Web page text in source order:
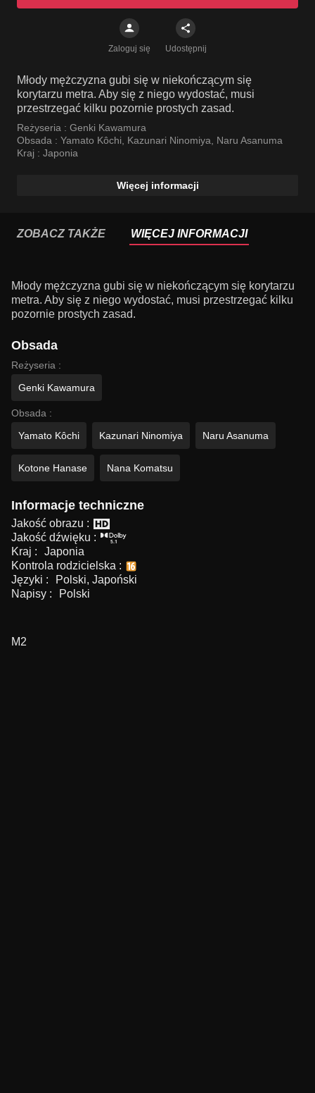
Zaloguj się Udostępnij
Młody mężczyzna gubi się w niekończącym się
korytarzu metra. Aby się z niego wydostać, musi
przestrzegać kilku pozornie prostych zasad.
Reżyseria : Genki Kawamura
Obsada : Yamato Kôchi, Kazunari Ninomiya, Naru Asanuma
Kraj : Japonia
Więcej informacji
ZOBACZ TAKŻE WIĘCEJ INFORMACJI
Młody mężczyzna gubi się w niekończącym się korytarzu
metra. Aby się z niego wydostać, musi przestrzegać kilku
pozornie prostych zasad.
Obsada
Reżyseria :
Genki Kawamura
Obsada :
Yamato Kôchi
Kazunari Ninomiya Naru Asanuma
Kotone Hanase Nana Komatsu
Informacje techniczne
Jakość obrazu :
Jakość dźwięku :
Kraj :
Japonia
Kontrola rodzicielska :
Języki :
Polski, Japoński
Napisy :
Polski
M2